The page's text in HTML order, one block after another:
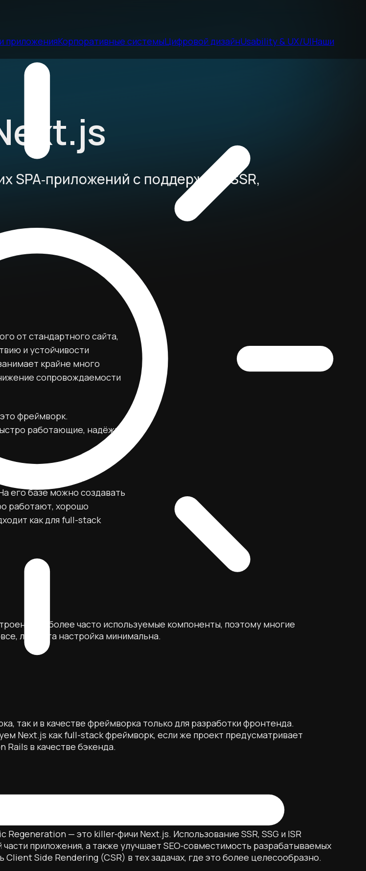
приложенияКорпоративные системыЦифровой дизайнUsability & UX/UIНаши
с поддержкой SSR,
от стандартного сайта,
и устойчивости
крайне много
сопровождаемости
фреймворк.
работающие, надёжные,
его базе можно создавать
работают, хорошо
как для full-stack
наиболее часто используемые компоненты, поэтому многие
либо эта настройка минимальна.
так и в качестве фреймворка только для разработки фронтенда.
Next.js как full-stack фреймворк, если же проект предусматривает
Rails в качестве бэкенда.
— это killer‑фичи Next.js. Использование SSR, SSG и ISR
приложения, а также улучшает SEO‑совместимость разрабатываемых
Side Rendering (CSR) в тех задачах, где это более целесообразно.